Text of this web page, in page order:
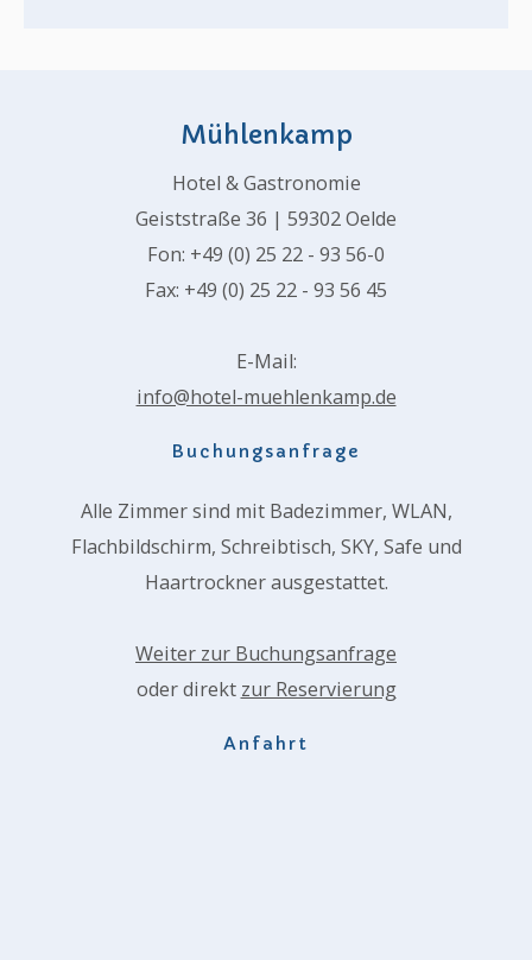
Mühlenkamp
Hotel & Gastronomie
Geiststraße 36 | 59302 Oelde
Fon: +49 (0) 25 22 - 93 56-0
Fax: +49 (0) 25 22 - 93 56 45
E-Mail:
info@hotel-muehlenkamp.de
Buchungsanfrage
Alle Zimmer sind mit Badezimmer, WLAN,
Flachbildschirm, Schreibtisch, SKY, Safe und
Haartrockner ausgestattet.
Weiter zur Buchungsanfrage
oder direkt zur Reservierung
Anfahrt